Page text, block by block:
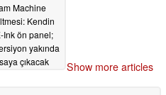
Machine
Kendin
Ink ön panel;
yakında
çıkacak
Show more articles